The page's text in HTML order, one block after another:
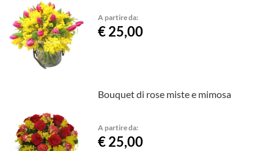
A partire da:
€ 25,00
Bouquet di rose miste e mimosa
A partire da:
€ 25,00